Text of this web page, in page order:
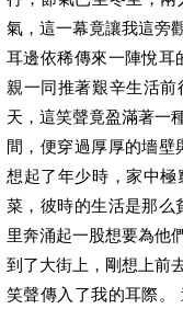
氣，這一幕竟讓我這旁
耳邊依稀傳來一陣悅耳
親一同推著艱辛生活
天，這笑聲竟盈滿著一
間，便穿過厚厚的墻
想起了年少時，家中
菜，彼時的生活是那么
里奔涌起一股想要為他
到了大街上，剛想上前
笑聲傳入了我的耳際。